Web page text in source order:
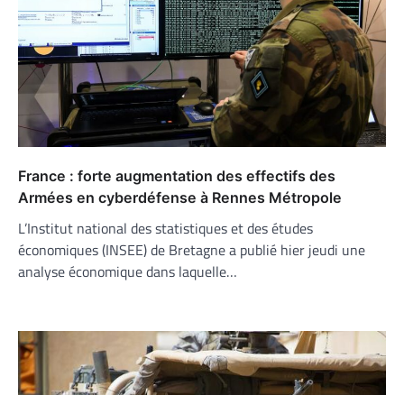
France : forte augmentation des effectifs des
Armées en cyberdéfense à Rennes Métropole
L’Institut national des statistiques et des études
économiques (INSEE) de Bretagne a publié hier jeudi une
analyse économique dans laquelle…